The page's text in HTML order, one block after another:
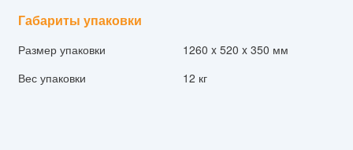
Габариты упаковки
Размер упаковки
1260 x 520 x 350 мм
Вес упаковки
12 кг